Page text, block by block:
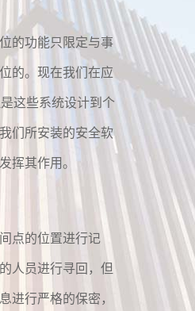
的功能只限定与事
的。现在我们在应
这些系统设计到个
们所安装的安全软
挥其作用。
点的位置进行记
人员进行寻回，但
行严格的保密，